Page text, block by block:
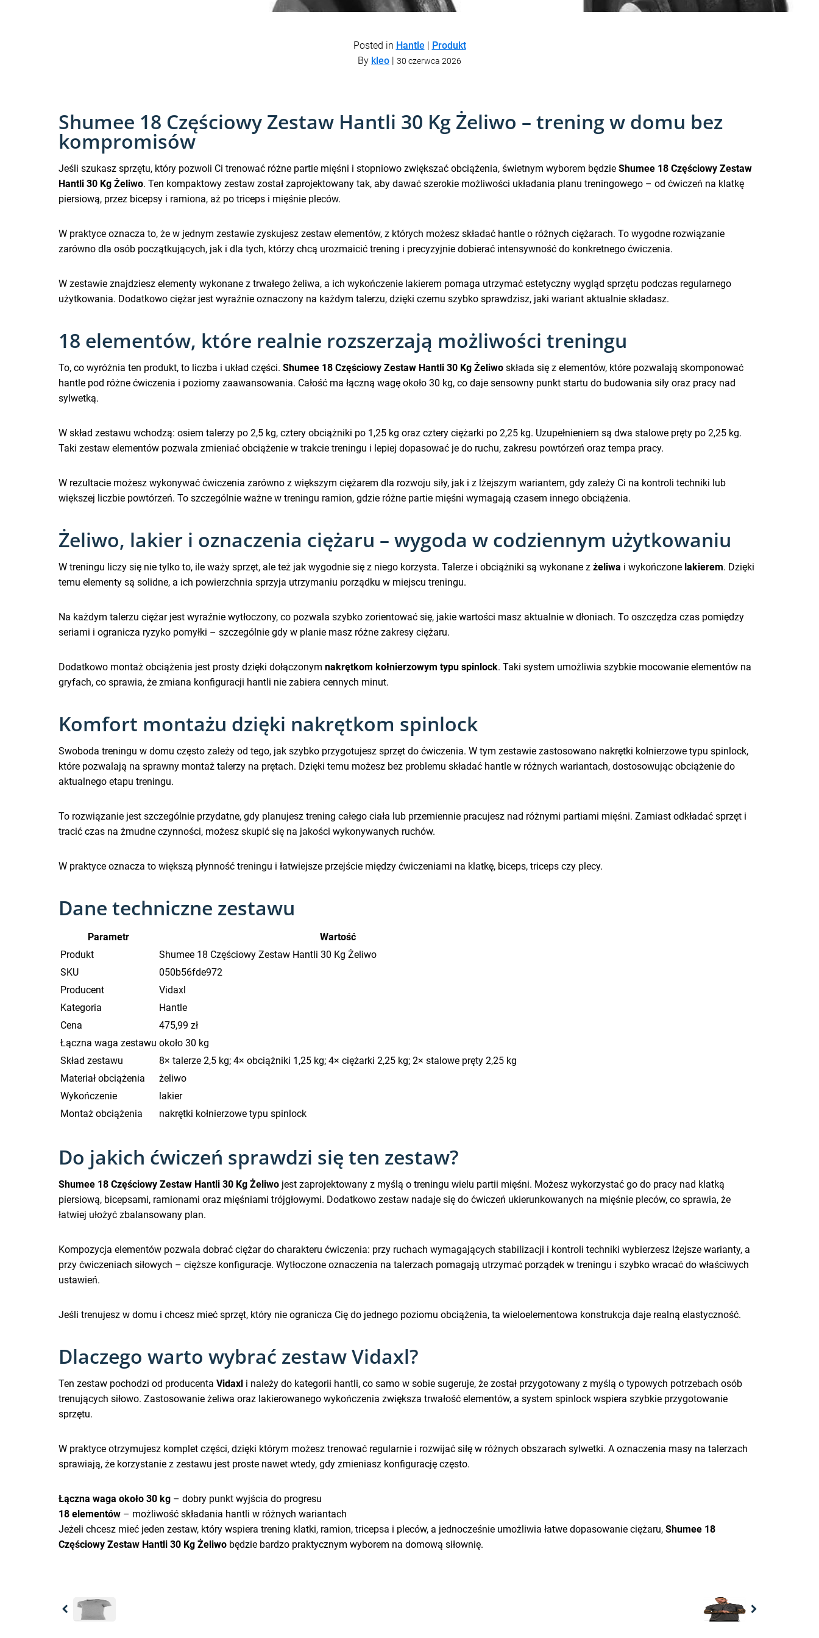
Posted in Hantle | Produkt
By kleo | 30 czerwca 2026
Shumee 18 Częściowy Zestaw Hantli 30 Kg Żeliwo – trening w domu bez
kompromisów
Jeśli szukasz sprzętu, który pozwoli Ci trenować różne partie mięśni i stopniowo zwiększać obciążenia, świetnym wyborem będzie Shumee 18 Częściowy Zestaw
Hantli 30 Kg Żeliwo. Ten kompaktowy zestaw został zaprojektowany tak, aby dawać szerokie możliwości układania planu treningowego – od ćwiczeń na klatkę
piersiową, przez bicepsy i ramiona, aż po triceps i mięśnie pleców.
W praktyce oznacza to, że w jednym zestawie zyskujesz zestaw elementów, z których możesz składać hantle o różnych ciężarach. To wygodne rozwiązanie
zarówno dla osób początkujących, jak i dla tych, którzy chcą urozmaicić trening i precyzyjnie dobierać intensywność do konkretnego ćwiczenia.
W zestawie znajdziesz elementy wykonane z trwałego żeliwa, a ich wykończenie lakierem pomaga utrzymać estetyczny wygląd sprzętu podczas regularnego
użytkowania. Dodatkowo ciężar jest wyraźnie oznaczony na każdym talerzu, dzięki czemu szybko sprawdzisz, jaki wariant aktualnie składasz.
18 elementów, które realnie rozszerzają możliwości treningu
To, co wyróżnia ten produkt, to liczba i układ części. Shumee 18 Częściowy Zestaw Hantli 30 Kg Żeliwo składa się z elementów, które pozwalają skomponować
hantle pod różne ćwiczenia i poziomy zaawansowania. Całość ma łączną wagę około 30 kg, co daje sensowny punkt startu do budowania siły oraz pracy nad
sylwetką.
W skład zestawu wchodzą: osiem talerzy po 2,5 kg, cztery obciążniki po 1,25 kg oraz cztery ciężarki po 2,25 kg. Uzupełnieniem są dwa stalowe pręty po 2,25 kg.
Taki zestaw elementów pozwala zmieniać obciążenie w trakcie treningu i lepiej dopasować je do ruchu, zakresu powtórzeń oraz tempa pracy.
W rezultacie możesz wykonywać ćwiczenia zarówno z większym ciężarem dla rozwoju siły, jak i z lżejszym wariantem, gdy zależy Ci na kontroli techniki lub
większej liczbie powtórzeń. To szczególnie ważne w treningu ramion, gdzie różne partie mięśni wymagają czasem innego obciążenia.
Żeliwo, lakier i oznaczenia ciężaru – wygoda w codziennym użytkowaniu
W treningu liczy się nie tylko to, ile waży sprzęt, ale też jak wygodnie się z niego korzysta. Talerze i obciążniki są wykonane z żeliwa i wykończone lakierem. Dzięki
temu elementy są solidne, a ich powierzchnia sprzyja utrzymaniu porządku w miejscu treningu.
Na każdym talerzu ciężar jest wyraźnie wytłoczony, co pozwala szybko zorientować się, jakie wartości masz aktualnie w dłoniach. To oszczędza czas pomiędzy
seriami i ogranicza ryzyko pomyłki – szczególnie gdy w planie masz różne zakresy ciężaru.
Dodatkowo montaż obciążenia jest prosty dzięki dołączonym nakrętkom kołnierzowym typu spinlock. Taki system umożliwia szybkie mocowanie elementów na
gryfach, co sprawia, że zmiana konfiguracji hantli nie zabiera cennych minut.
Komfort montażu dzięki nakrętkom spinlock
Swoboda treningu w domu często zależy od tego, jak szybko przygotujesz sprzęt do ćwiczenia. W tym zestawie zastosowano nakrętki kołnierzowe typu spinlock,
które pozwalają na sprawny montaż talerzy na prętach. Dzięki temu możesz bez problemu składać hantle w różnych wariantach, dostosowując obciążenie do
aktualnego etapu treningu.
To rozwiązanie jest szczególnie przydatne, gdy planujesz trening całego ciała lub przemiennie pracujesz nad różnymi partiami mięśni. Zamiast odkładać sprzęt i
tracić czas na żmudne czynności, możesz skupić się na jakości wykonywanych ruchów.
W praktyce oznacza to większą płynność treningu i łatwiejsze przejście między ćwiczeniami na klatkę, biceps, triceps czy plecy.
Dane techniczne zestawu
Parametr
Wartość
Produkt
Shumee 18 Częściowy Zestaw Hantli 30 Kg Żeliwo
SKU
050b56fde972
Producent
Vidaxl
Kategoria
Hantle
Cena
475,99 zł
Łączna waga zestawu około 30 kg
Skład zestawu
8× talerze 2,5 kg; 4× obciążniki 1,25 kg; 4× ciężarki 2,25 kg; 2× stalowe pręty 2,25 kg
Materiał obciążenia
żeliwo
Wykończenie
lakier
Montaż obciążenia
nakrętki kołnierzowe typu spinlock
Do jakich ćwiczeń sprawdzi się ten zestaw?
Shumee 18 Częściowy Zestaw Hantli 30 Kg Żeliwo jest zaprojektowany z myślą o treningu wielu partii mięśni. Możesz wykorzystać go do pracy nad klatką
piersiową, bicepsami, ramionami oraz mięśniami trójgłowymi. Dodatkowo zestaw nadaje się do ćwiczeń ukierunkowanych na mięśnie pleców, co sprawia, że
łatwiej ułożyć zbalansowany plan.
Kompozycja elementów pozwala dobrać ciężar do charakteru ćwiczenia: przy ruchach wymagających stabilizacji i kontroli techniki wybierzesz lżejsze warianty, a
przy ćwiczeniach siłowych – cięższe konfiguracje. Wytłoczone oznaczenia na talerzach pomagają utrzymać porządek w treningu i szybko wracać do właściwych
ustawień.
Jeśli trenujesz w domu i chcesz mieć sprzęt, który nie ogranicza Cię do jednego poziomu obciążenia, ta wieloelementowa konstrukcja daje realną elastyczność.
Dlaczego warto wybrać zestaw Vidaxl?
Ten zestaw pochodzi od producenta Vidaxl i należy do kategorii hantli, co samo w sobie sugeruje, że został przygotowany z myślą o typowych potrzebach osób
trenujących siłowo. Zastosowanie żeliwa oraz lakierowanego wykończenia zwiększa trwałość elementów, a system spinlock wspiera szybkie przygotowanie
sprzętu.
W praktyce otrzymujesz komplet części, dzięki którym możesz trenować regularnie i rozwijać siłę w różnych obszarach sylwetki. A oznaczenia masy na talerzach
sprawiają, że korzystanie z zestawu jest proste nawet wtedy, gdy zmieniasz konfigurację często.
Łączna waga około 30 kg – dobry punkt wyjścia do progresu
18 elementów – możliwość składania hantli w różnych wariantach
Jeżeli chcesz mieć jeden zestaw, który wspiera trening klatki, ramion, tricepsa i pleców, a jednocześnie umożliwia łatwe dopasowanie ciężaru, Shumee 18
Częściowy Zestaw Hantli 30 Kg Żeliwo będzie bardzo praktycznym wyborem na domową siłownię.